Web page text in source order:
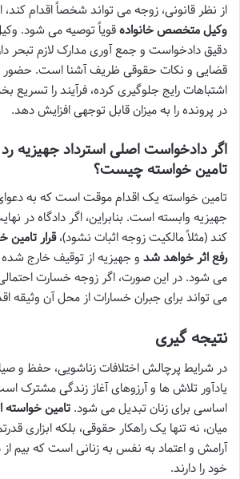
از نظر قانونی، زوجه می تواند شخصاً اقدام کند،
وکیل متخصص خانوادهقویاً توصیه می شود.
دقیق دادخواست و جمع آوری مدارک لازم تبحر
قضایی و نکات حقوقی ظریف آشنا است. حضور
اشتباهات رایج جلوگیری کرده، فرآیند را
در پرونده را به میزان قابل توجهی افزایش دهد.
اگر دادخواست اصلی استرداد جهیزیه
تامین خواسته چیست؟
تامین خواسته یک اقدام موقت است که به
جهیزیه وابسته است. بنابراین، اگر دادگاه در
کند (مثلاً مالکیت زوجه اثبات نشود)،قرار تامین
رفع اثر خواهد شد و جهیزیه از توقیف خارج شده
می شود. در این صورت، اگر زوجه خسارت احتمالی
می تواند برای جبران خسارات از محل آن وثیقه
نتیجه گیری
در شرایط پرچالش اختلافات زناشویی، حفظ و
یادآور تلاش ها و آرزوهای آغاز زندگی مشترک
اساسی برای زنان تبدیل می شود. تامین خواسته
میان، نه تنها یک راهکار حقوقی، بلکه ابزاری
آرامش و اعتماد به نفس به زنانی است که بیم
خود را دارند.